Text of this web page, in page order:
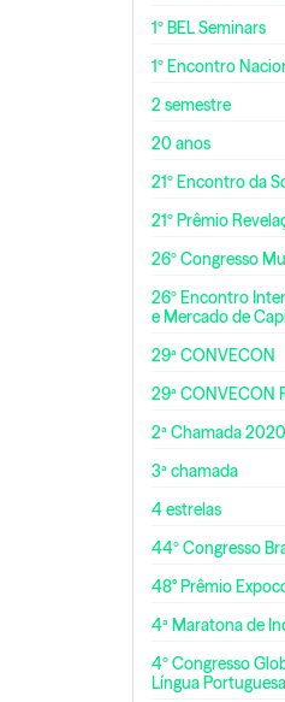
1º BEL Seminars
1º Encontro
2 semestre
20 anos
21º Encontro da
21º Prêmio
26º Congresso
26º Encontro
e Mercado de
29ª CONVECON
29ª CONVECON
2ª Chamada 2020
3ª chamada
4 estrelas
44º Congresso
48° Prêmio
4ª Maratona de
4º Congresso
Língua Portuguesa